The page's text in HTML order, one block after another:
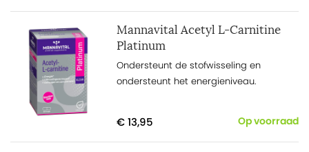
Mannavital Acetyl L-Carnitine
Platinum
Ondersteunt de stofwisseling en
ondersteunt het energieniveau.
€ 13,95 Op voorraad